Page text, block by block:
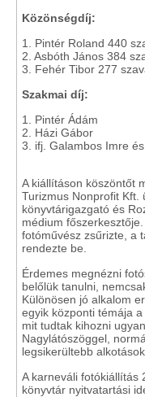
Közönségdíj:
1. Pintér Roland 440
2. Asbóth János 384
3. Fehér Tibor 277
Szakmai díj:
1. Pintér Ádám
2. Házi Gábor
3. ifj. Galambos Imre
A kiállításon köszöntőt
Turizmus Nonprofit Kft.
könyvtárigazgató és
médium
fotóművész zsűrizte, a
rendezte be.
Érdemes megnézni
belőlük tanulni,
Különösen jó alkalom
egyik központi témája
mit tudtak kihozni
Nagylátószöggel,
legsikerültebb
A karneváli fotókiállítás
könyvtár nyitvatartási